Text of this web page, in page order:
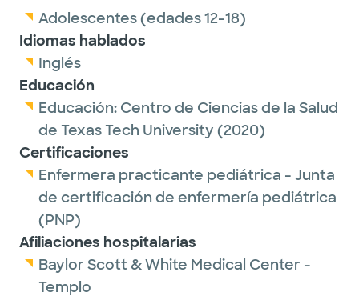
Adolescentes (edades 12-18)
Idiomas hablados
Inglés
Educación
Educación: Centro de Ciencias de la Salud
de Texas Tech University (2020)
Certificaciones
Enfermera practicante pediátrica - Junta
de certificación de enfermería pediátrica
(PNP)
Afiliaciones hospitalarias
Baylor Scott & White Medical Center -
Templo